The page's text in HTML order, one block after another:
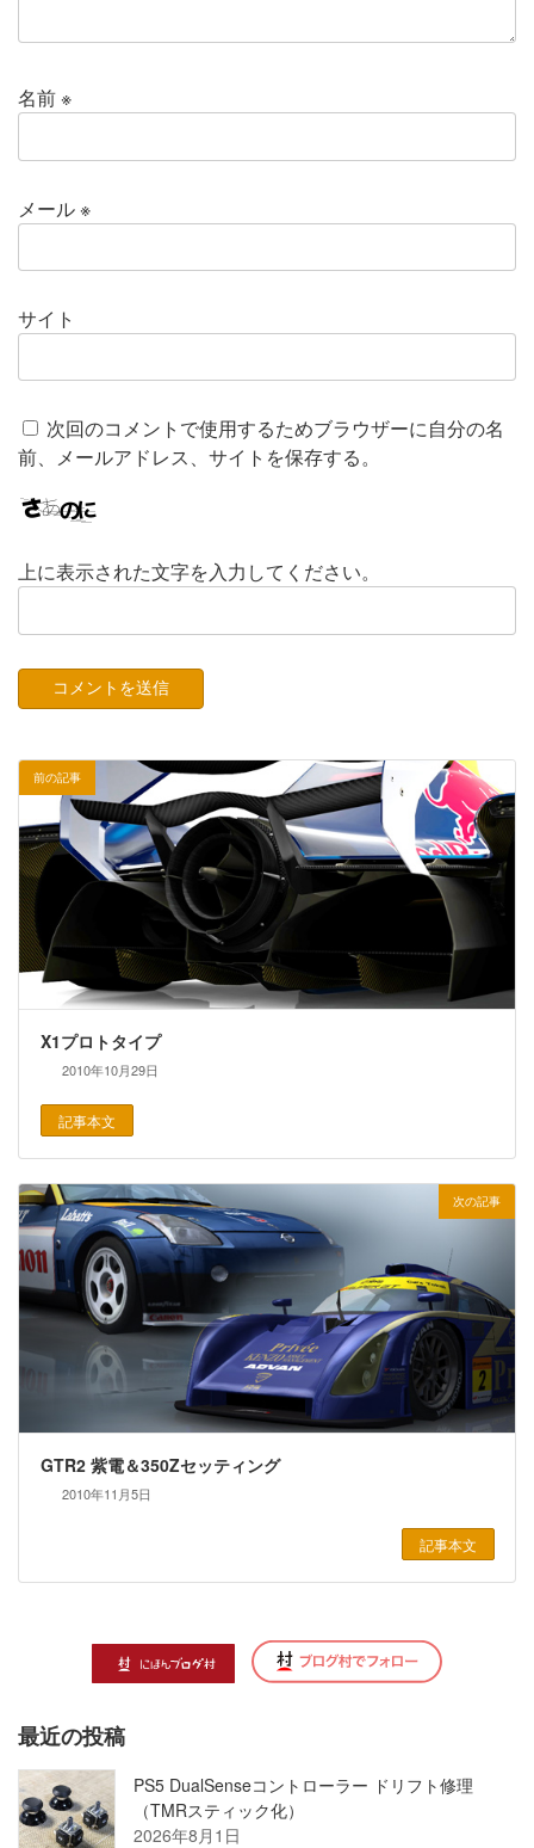
名前※
メール※
サイト
次回のコメントで使用するためブラウザーに自分の名
前、メールアドレス、サイトを保存する。
上に表示された文字を入力してください。
前の記事
X1プロトタイプ
2010年10月29日
記事本文
次の記事
GTR2 紫電＆350Zセッティング
2010年11月5日
記事本文
最近の投稿
PS5 DualSenseコントローラー ドリフト修理
（TMRスティック化）
2026年8月1日